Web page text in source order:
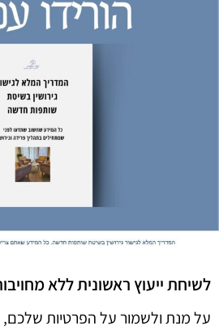
לשיחת ייעוץ ראשונית ללא
על מנת ולשמור על הפרטיות